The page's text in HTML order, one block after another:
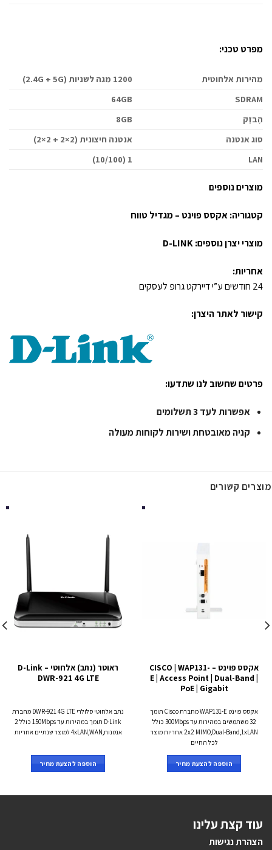
מפרט טכני:
מהירות אלחוטית
1200 מגה לשניות (2.4G + 5G)
SDRAM
64GB
הֶבזֵק
8GB
סוג אנטנה
אנטנה חיצונית (2×2 + 2×2)
LAN
1 (10/100)
מוצרים נוספים
קטגוריה:אקסס פוינט – מגדיל טווח
מוצרי יצרן נוספים:D-LINK
אחריות:
24 חודשים ע”י דיירקט גרופ לעסקים
קישור לאתר היצרן:
פרטים שחשוב לנו שתדעו:
אפשרות לעד 3 תשלומים
קניה מאובטחת ושירות לקוחות מעולה
מוצרים קשורים
אקסס פוינט – CISCO | WAP131-
E | Access Point | Dual-Band |
PoE | Gigabit
אקסס פוינט WAP131-E מחברת Cisco תומך
32 משתמשים במהירות עד 300Mbps כולל
2x2 MIMO,Dual-Band,1xLAN אחריות מוצר
לכל החיים
הוספה להצעת מחיר
ראוטר (נתב) אלחוטי – D-Link
DWR-921 4G LTE
נתב אלחוטי סלולרי DWR-921 4G LTE מחברת
D-Link תומך במהירות עד 150Mbps כולל 2
אנטנות,4xLAN,WAN למוצר שנתיים אחריות
הוספה להצעת מחיר
עוד קצת עלינו
הצהרת נגישות